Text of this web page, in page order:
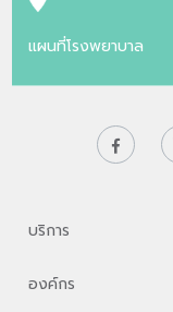
แผนที่โรงพยาบาล
บริการ
องค์กร